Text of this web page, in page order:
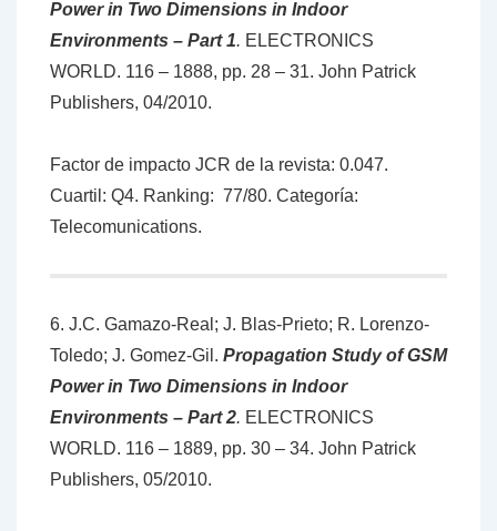
Power in Two Dimensions in Indoor
Environments – Part 1. ELECTRONICS
WORLD. 116 – 1888, pp. 28 – 31. John Patrick
Publishers, 04/2010.
Factor de impacto JCR de la revista: 0.047.
Cuartil: Q4. Ranking: 77/80. Categoría:
Telecomunications.
6. J.C. Gamazo-Real; J. Blas-Prieto; R. Lorenzo-
Toledo; J. Gomez-Gil. Propagation Study of GSM
Power in Two Dimensions in Indoor
Environments – Part 2. ELECTRONICS
WORLD. 116 – 1889, pp. 30 – 34. John Patrick
Publishers, 05/2010.